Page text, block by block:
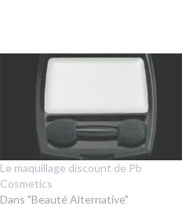
Le maquillage discount de Pb
Cosmetics
Dans "Beauté Alternative"